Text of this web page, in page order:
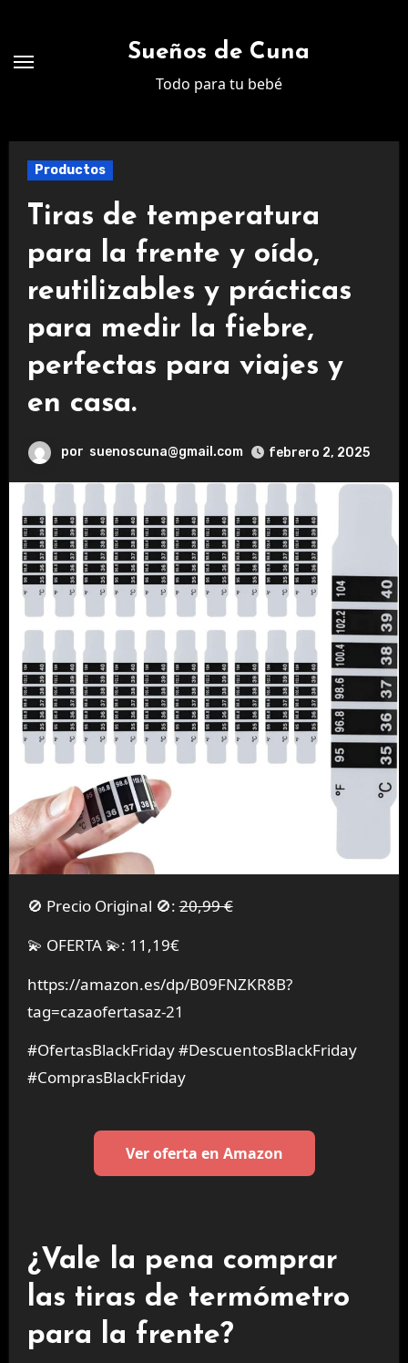
contenido
Sueños de Cuna
Todo para tu bebé
Productos
Tiras de temperatura
para la frente y oído,
reutilizables y prácticas
para medir la fiebre,
perfectas para viajes y
en casa.
por suenoscuna@gmail.com febrero 2, 2025
🚫 Precio Original 🚫:20,99 €
💫 OFERTA 💫: 11,19€
https://amazon.es/dp/B09FNZKR8B?
tag=cazaofertasaz-21
#OfertasBlackFriday #DescuentosBlackFriday
#ComprasBlackFriday
Ver oferta en Amazon
¿Vale la pena comprar
las tiras de termómetro
para la frente?